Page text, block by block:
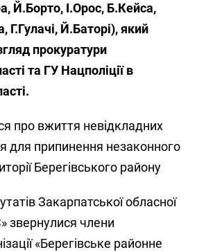
Й.Борто, І.Орос, Б.Кейса,
Й.Баторі), який
прокуратури
та ГУ Нацполіції в
про вжиття невідкладних
для припинення незаконного
Берегівського району
Закарпатської обласної
звернулися члени
«Берегівське районне